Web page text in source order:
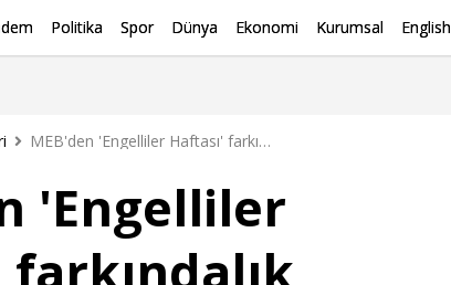
Politika Spor Dünya Ekonomi Kurumsal English
MEB'den 'Engelliler Haftası' farkındalık programı
'Engelliler
farkındalık